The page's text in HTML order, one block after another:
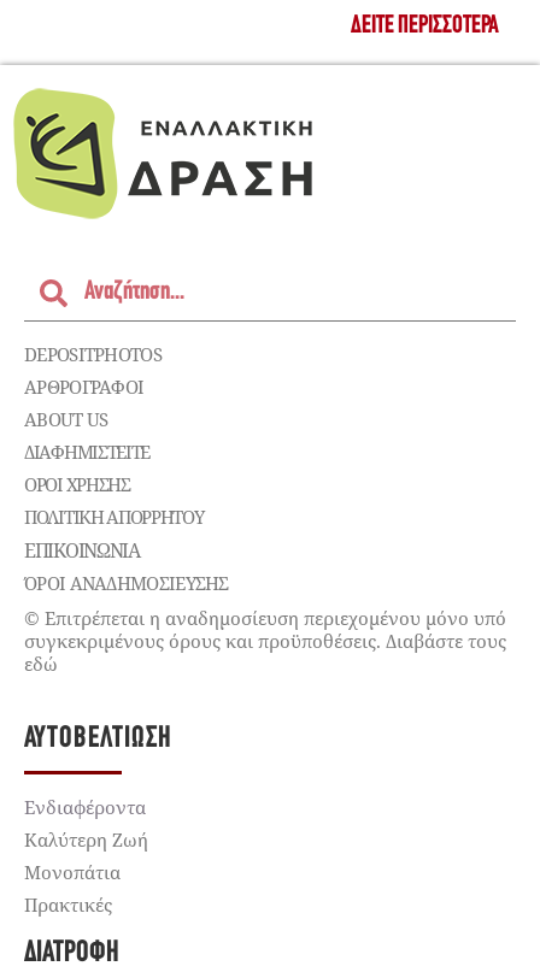
ΔΕΊΤΕ ΠΕΡΙΣΣΌΤΕΡΑ
DEPOSITPHOTOS
ΑΡΘΡΟΓΡΑΦΟΙ
ABOUT US
ΔΙΑΦΗΜΙΣΤΕΊΤΕ
ΌΡΟΙ ΧΡΉΣΗΣ
ΠΟΛΙΤΙΚΉ ΑΠΟΡΡΉΤΟΥ
ΕΠΙΚΟΙΝΩΝΊΑ
ΌΡΟΙ ΑΝΑΔΗΜΟΣΙΕΥΣΗΣ
© Επιτρέπεται η αναδημοσίευση περιεχομένου μόνο υπό
συγκεκριμένους όρους και προϋποθέσεις. Διαβάστε τους
εδώ
ΑΥΤΟΒΕΛΤΊΩΣΗ
Ενδιαφέροντα
Καλύτερη Ζωή
Μονοπάτια
Πρακτικές
ΔΙΑΤΡΟΦΉ